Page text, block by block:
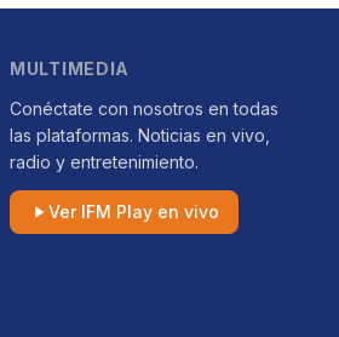
MULTIMEDIA
Conéctate con nosotros en todas
las plataformas. Noticias en vivo,
radio y entretenimiento.
Ver IFM Play en vivo